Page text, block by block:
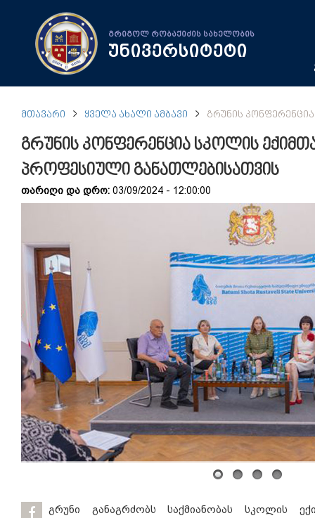
გრიგოლ რობაქიძის სახელობის
უნივერსიტეტი
ᲛᲗᲐᲕᲐᲠᲘ ᲧᲕᲔᲚᲐ ᲐᲮᲐᲚᲘ ᲐᲛᲑᲐᲕᲘ ᲒᲠᲣᲜᲘᲡ
გრუნის კონფერენცია სკოლის
პროფესიული განათლებისათვის
თარიღი და დრო: 03/09/2024 - 12:00:00
გრუნი განაგრძობს საქმიანობას სკოლის